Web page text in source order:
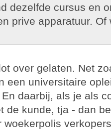
dezelfde cursus en
prive apparatuur.
over gelaten. Net
een universitaire
daarbij, als je als
de kunde, tja - dan